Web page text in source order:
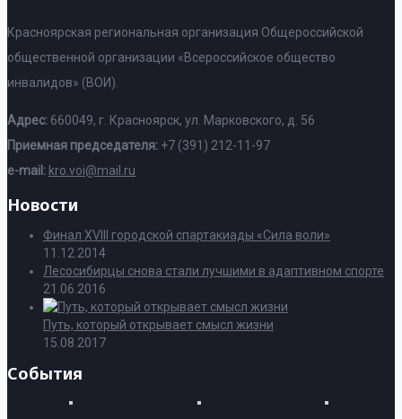
Красноярская региональная организация Общероссийской
общественной организации «Всероссийское общество
инвалидов» (ВОИ).
Адрес: 660049, г. Красноярск, ул. Марковского, д. 56
Приемная председателя: +7 (391) 212-11-97
e-mail: kro.voi@mail.ru
Новости
Финал XVIII городской спартакиады «Сила воли»
11.12.2014
Лесосибирцы снова стали лучшими в адаптивном спорте
21.06.2016
Путь, который открывает смысл жизни
15.08.2017
События